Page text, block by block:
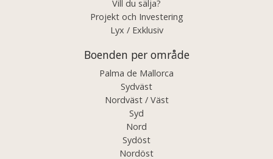
Vill du sälja?
Projekt och Investering
Lyx / Exklusiv
Boenden per område
Palma de Mallorca
Sydväst
Nordväst / Väst
Syd
Nord
Sydöst
Nordöst